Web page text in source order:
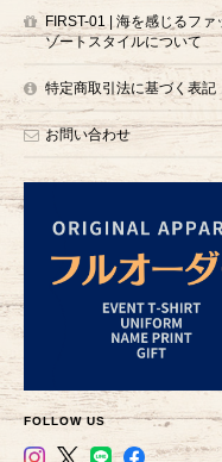
FIRST-01 | 海を感じるフ
ゾートスタイルについて
特定商取引法に基づく表記
お問い合わせ
FOLLOW US